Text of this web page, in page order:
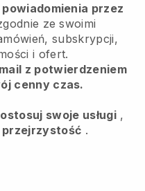
przez
ze swoimi
subskrypcji,
i ofert.
z potwierdzeniem
cenny czas.
swoje usługi,
przejrzystość .